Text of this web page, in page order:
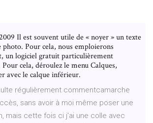
Il est souvent utile de « noyer » un texte
photo. Pour cela, nous emploierons
un logiciel gratuit particulièrement
cela, déroulez le menu Calques,
avec le calque inférieur.
régulièrement commentcamarche
sans avoir à moi même poser une
mais cette fois ci j'ai une colle avec